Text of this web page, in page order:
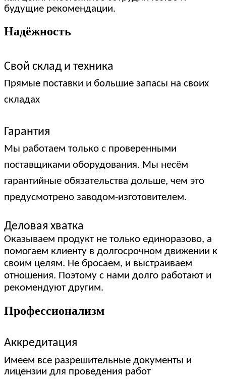
будущие рекомендации.
Надёжность
Свой склад и техника
Прямые поставки и большие запасы на своих
складах
Гарантия
Мы работаем только с проверенными
поставщиками оборудования. Мы несём
гарантийные обязательства дольше, чем это
предусмотрено заводом-изготовителем.
Деловая хватка
Оказываем продукт не только единоразово, а
помогаем клиенту в долгосрочном движении к
своим целям. Не бросаем, и выстраиваем
отношения. Поэтому с нами долго работают и
рекомендуют другим.
Профессионализм
Аккредитация
Имеем все разрешительные документы и
лицензии для проведения работ